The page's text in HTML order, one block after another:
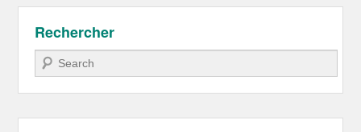
Rechercher
Recherche